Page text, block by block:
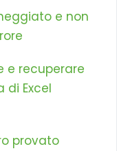
e non
e recuperare
Excel
provato